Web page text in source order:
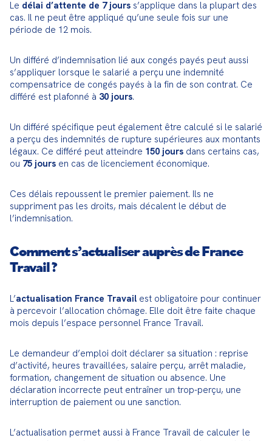
Le délai d’attente de 7 jours s’applique dans la plupart des
cas. Il ne peut être appliqué qu’une seule fois sur une
période de 12 mois.
Un différé d’indemnisation lié aux congés payés peut aussi
s’appliquer lorsque le salarié a perçu une indemnité
compensatrice de congés payés à la fin de son contrat. Ce
différé est plafonné à 30 jours.
Un différé spécifique peut également être calculé si le salarié
a perçu des indemnités de rupture supérieures aux montants
légaux. Ce différé peut atteindre 150 jours dans certains cas,
ou 75 jours en cas de licenciement économique.
Ces délais repoussent le premier paiement. Ils ne
suppriment pas les droits, mais décalent le début de
l’indemnisation.
Comment s’actualiser auprès de France
Travail ?
L’actualisation France Travail est obligatoire pour continuer
à percevoir l’allocation chômage. Elle doit être faite chaque
mois depuis l’espace personnel France Travail.
Le demandeur d’emploi doit déclarer sa situation : reprise
d’activité, heures travaillées, salaire perçu, arrêt maladie,
formation, changement de situation ou absence. Une
déclaration incorrecte peut entraîner un trop-perçu, une
interruption de paiement ou une sanction.
L’actualisation permet aussi à France Travail de calculer le